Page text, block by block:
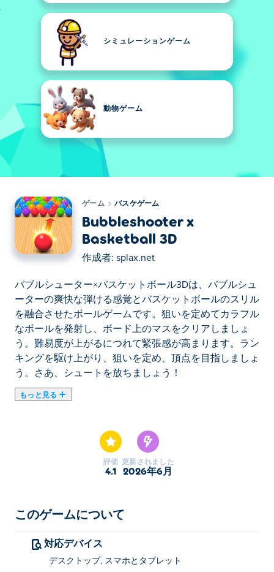
シミュレーションゲーム
動物ゲーム
ゲーム バスケゲーム
Bubbleshooter x
Basketball 3D
作成者: splax.net
バブルシューター×バスケットボール3Dは、バブルシュ
ーターの爽快な弾ける感覚とバスケットボールのスリル
を融合させたボールゲームです。狙いを定めてカラフル
なボールを発射し、ボード上のマスをクリアしましょ
う。難易度が上がるにつれて緊張感が高まります。ラン
キングを駆け上がり、狙いを定め、頂点を目指しましょ
う。さあ、シュートを放ちましょう！
もっと見る
を融合させたボールゲームです。狙いを定めてカラフル
なボールを発射し、ボード上のマスをクリアしましょ
う。難易度が上がるにつれて緊張感が高まります。ラン
Bubbleshooter x Basketball 3Dの遊び方は？
クリックまたはタップして撮影してください。
評価
4.1
更新されました
2026年6月
このゲームについて
対応デバイス
デスクトップ, スマホとタブレット